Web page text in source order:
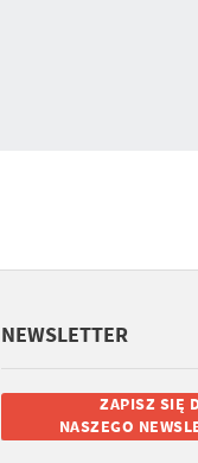
NEWSLETTER
ZAPISZ SIĘ
NASZEGO